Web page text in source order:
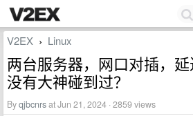
V2EX › Linux
两台服务器，网口对插，
没有大神碰到过？
Byqjbcnrsat Jun 21, 2024 · 2859 views